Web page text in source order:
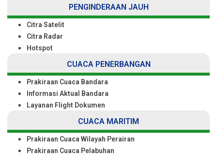
PENGINDERAAN JAUH
Citra Satelit
Citra Radar
Hotspot
CUACA PENERBANGAN
Prakiraan Cuaca Bandara
Informasi Aktual Bandara
Layanan Flight Dokumen
CUACA MARITIM
Prakiraan Cuaca Wilayah Perairan
Prakiraan Cuaca Pelabuhan